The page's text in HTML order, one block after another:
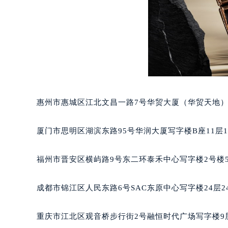
吉林省四平市铁东区紫气大路与南
吉林省松原市宁江区五环大街积家
吉林省通化市东昌区环通乡江南大
吉林省延边市延吉市解放路积家售
辽宁省鞍山市铁东区站前街积家售
辽宁省本溪市平山区胜利路积家售
辽宁省丹东市振兴区七经街积家售
辽宁省阜新市海州区解放大街积家
辽宁省锦州市古塔区中央大街积家
辽宁省盘锦市兴隆台区石油大街积
辽宁省营口市站前区市府路与渤海
惠州市惠城区江北文昌一路7号华贸大厦（华贸天地
厦门市思明区湖滨东路95号华润大厦写字楼B座11层
福州市晋安区横屿路9号东二环泰禾中心写字楼2号
成都市锦江区人民东路6号SAC东原中心写字楼24层
重庆市江北区观音桥步行街2号融恒时代广场写字楼